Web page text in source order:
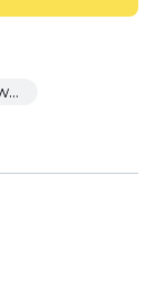
Aggiornamenti Ecwid